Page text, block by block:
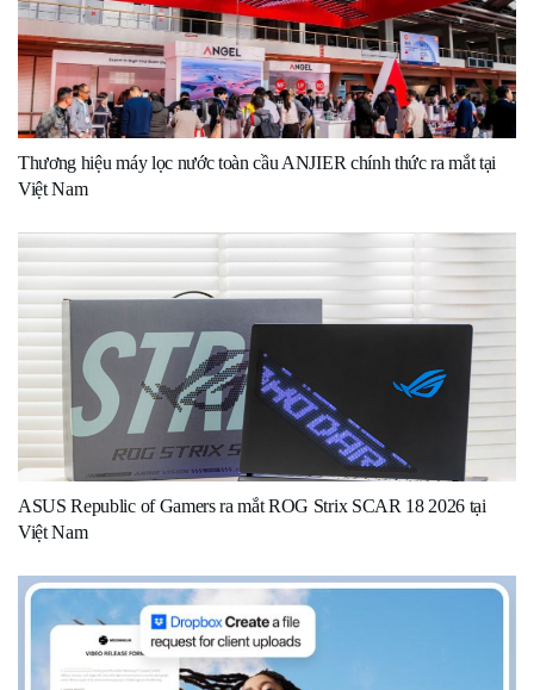
Thương hiệu máy lọc nước toàn cầu ANJIER chính thức ra mắt tại
Việt Nam
ASUS Republic of Gamers ra mắt ROG Strix SCAR 18 2026 tại
Việt Nam